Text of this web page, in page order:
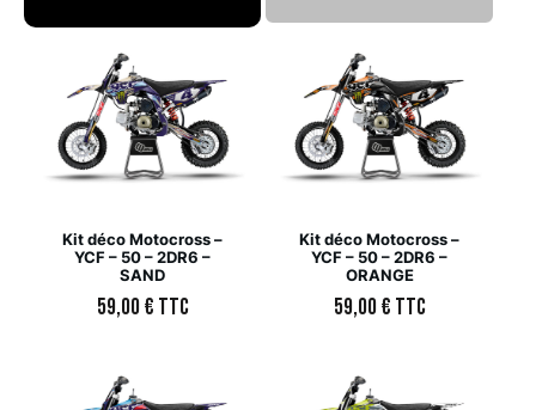
Kit déco Motocross –
YCF – 50 – 2DR6 –
SAND
59,00€ TTC
Kit déco Motocross –
YCF – 50 – 2DR6 –
ORANGE
59,00€ TTC